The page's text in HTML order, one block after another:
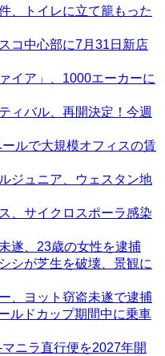
、トイレに立て籠もった
コ中心部に7月31日新店
イア」、1000エーカーに
ィバル、再開決定！今週
ルで大規模オフィスの賃
ジュニア、ウェスタン地
、サイクロスポーラ感染
遂、23歳の女性を逮捕
シが芝生を破壊、景観に
、ヨット窃盗未遂で逮捕
ルドカップ期間中に乗車
ニラ直行便を2027年開